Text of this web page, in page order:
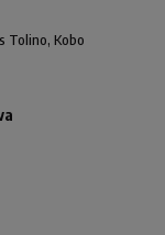
Tolino, Kobo